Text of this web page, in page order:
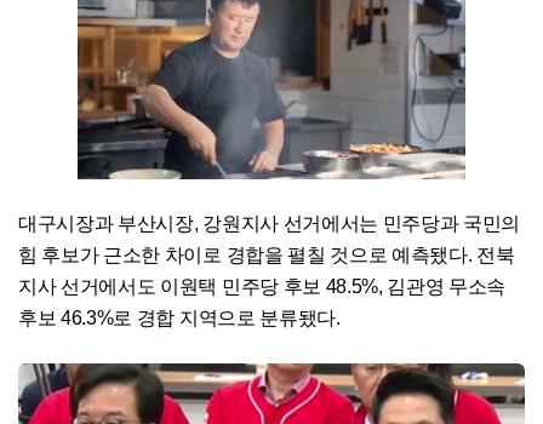
대구시장과 부산시장, 강원지사 선거에서는 민주당과 국민의
힘 후보가 근소한 차이로 경합을 펼칠 것으로 예측됐다. 전북
지사 선거에서도 이원택 민주당 후보 48.5%, 김관영 무소속
후보 46.3%로 경합 지역으로 분류됐다.